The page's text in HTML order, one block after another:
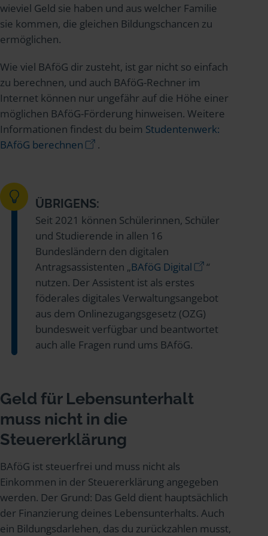
wieviel Geld sie haben und aus welcher Familie
sie kommen, die gleichen Bildungschancen zu
ermöglichen.
Wie viel BAföG dir zusteht, ist gar nicht so einfach
zu berechnen, und auch BAföG-Rechner im
Internet können nur ungefähr auf die Höhe einer
möglichen BAföG-Förderung hinweisen. Weitere
Informationen findest du beim Studentenwerk:
BAföG berechnen
.
ÜBRIGENS:
Seit 2021 können Schülerinnen, Schüler
und Studierende in allen 16
Bundesländern den digitalen
Antragsassistenten „BAföG Digital
“
nutzen. Der Assistent ist als erstes
föderales digitales Verwaltungsangebot
aus dem Onlinezugangsgesetz (OZG)
bundesweit verfügbar und beantwortet
auch alle Fragen rund ums BAföG.
Geld für Lebensunterhalt
muss nicht in die
Steuererklärung
BAföG ist steuerfrei und muss nicht als
Einkommen in der Steuererklärung angegeben
werden. Der Grund: Das Geld dient hauptsächlich
der Finanzierung deines Lebensunterhalts. Auch
ein Bildungsdarlehen, das du zurückzahlen musst,